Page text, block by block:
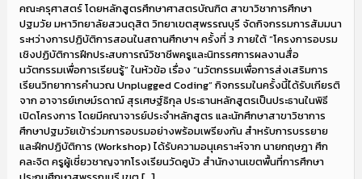
คณะครุศาสตร์ โดยหลักสูตรศึกษาศาสตรบัณฑิต สาขาวิชาการศึกษา
ปฐมวัย มหาวิทยาลัยสวนดุสิต วิทยาเขตสุพรรณบุรี จัดกิจกรรมการสัมมนา
ระหว่างการปฏิบัติการสอนในสถานศึกษาฯ ครั้งที่ 3 ภายใต้ “โครงการอบรม
เชิงปฏิบัติการฝึกประสบการณ์วิชาชีพครูและนิทรรศการผลงานสื่อ
นวัตกรรมเพื่อการเรียนรู้” ในหัวข้อ เรื่อง “นวัตกรรมเพื่อการส่งเสริมการ
เรียนวิทยาการคำนวณ Unplugged Coding” กิจกรรมในครั้งนี้ได้รับเกียรติ
จาก อาจารย์เกษม์รดาฌ์ สุรเศษฐ์ธิกุล ประธานหลักสูตรเป็นประธานในพิธี
เปิดโครงการ โดยมีคณาจารย์ประจำหลักสูตร และนักศึกษาสาขาวิชาการ
ศึกษาปฐมวัยเข้าร่วมการอบรมอย่างพร้อมเพรียงกัน สำหรับการบรรยาย
และฝึกปฏิบัติการ (Workshop) ได้รับความอนุเคราะห์จาก นายกฤษฎา ศึก
คละจิต ครูผู้เชี่ยวชาญจากโรงเรียนวัดคูบัว สำนักงานเขตพื้นที่การศึกษา